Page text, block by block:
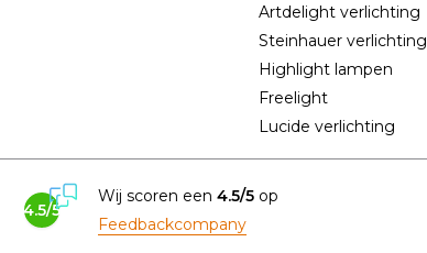
Artdelight verlichting
Steinhauer verlichting
Highlight lampen
Freelight
Lucide verlichting
4.5/5
Wij scoren een 4.5/5op
Feedbackcompany